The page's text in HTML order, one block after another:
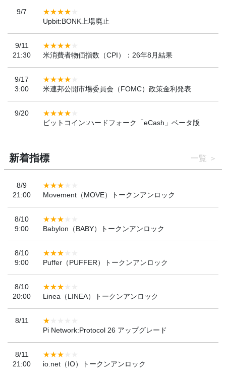
9/7
Upbit:BONK上場廃止
9/11
21:30
米消費者物価指数（CPI）：26年8月結果
9/17
3:00
米連邦公開市場委員会（FOMC）政策金利発表
9/20
ビットコイン:ハードフォーク「eCash」ベータ版
新着指標 一覧
8/9
21:00
Movement（MOVE）トークンアンロック
8/10
9:00
Babylon（BABY）トークンアンロック
8/10
9:00
Puffer（PUFFER）トークンアンロック
8/10
20:00
Linea（LINEA）トークンアンロック
8/11
Pi Network:Protocol 26 アップグレード
8/11
21:00
io.net（IO）トークンアンロック